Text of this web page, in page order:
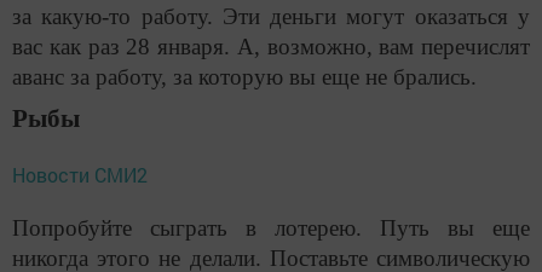
за какую-то работу. Эти деньги могут оказаться у
вас как раз 28 января. А, возможно, вам перечислят
аванс за работу, за которую вы еще не брались.
Рыбы
Новости СМИ2
Попробуйте сыграть в лотерею. Путь вы еще
никогда этого не делали. Поставьте символическую